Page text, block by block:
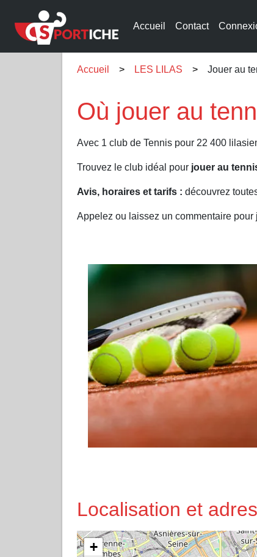
Accueil Contact
Accueil LES LILAS Jouer au
Où jouer au
Avec 1 club de Tennis pour 22 400
Trouvez le club idéal pour jouer au
Avis, horaires et tarifs : découvrez
Appelez ou laissez un commentaire
Localisation et
+